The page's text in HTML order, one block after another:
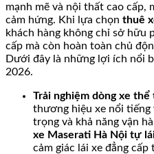
mạnh mẽ và nội thất cao cấp,
cảm hứng. Khi lựa chọn thuê
khách hàng không chỉ sở hữu
cấp mà còn hoàn toàn chủ
Dưới đây là những lợi ích nổi
2026.
Trải nghiệm dòng xe thể
thương hiệu xe nổi tiếng
trọng và khả năng vận
xe Maserati Hà Nội tự
cảm giác lái xe đẳng